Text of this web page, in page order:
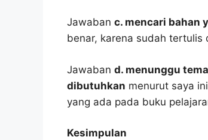
Jawaban c. mencari bahan
benar, karena sudah tertulis
Jawaban d. menunggu
dibutuhkan menurut saya
yang ada pada buku
Kesimpulan